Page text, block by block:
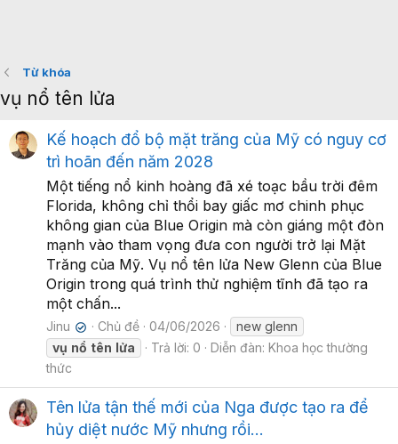
Từ khóa
vụ nổ tên lửa
Kế hoạch đổ bộ mặt trăng của Mỹ có nguy cơ
trì hoãn đến năm 2028
Một tiếng nổ kinh hoàng đã xé toạc bầu trời đêm
Florida, không chỉ thổi bay giấc mơ chinh phục
không gian của Blue Origin mà còn giáng một đòn
mạnh vào tham vọng đưa con người trở lại Mặt
Trăng của Mỹ. Vụ nổ tên lửa New Glenn của Blue
Origin trong quá trình thử nghiệm tĩnh đã tạo ra
một chấn...
Jinu ✔ Chủ đề 04/06/2026
new glenn
vụ nổ tên lửa Trả lời: 0 Diễn đàn: Khoa học thường
thức
Tên lửa tận thế mới của Nga được tạo ra để
hủy diệt nước Mỹ nhưng rồi...